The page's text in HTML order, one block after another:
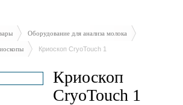
Оборудование для анализа молока
Криоскоп CryoTouch 1
Криоскоп
CryoTouch 1